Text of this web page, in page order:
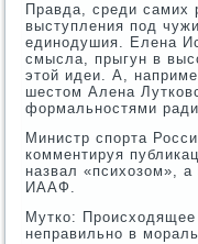
Правда, среди самих
выступления под
единодушия. Елена
смысла, прыгун в
этой идеи. А,
шестом Алена
формальностями
Министр спорта
комментируя
назвал «психозом»,
ИААФ.
Мутко: Происходящее
неправильно в